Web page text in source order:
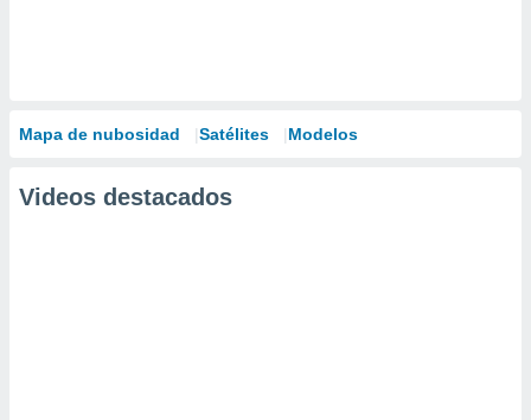
Mapa de nubosidad Satélites Modelos
Videos destacados